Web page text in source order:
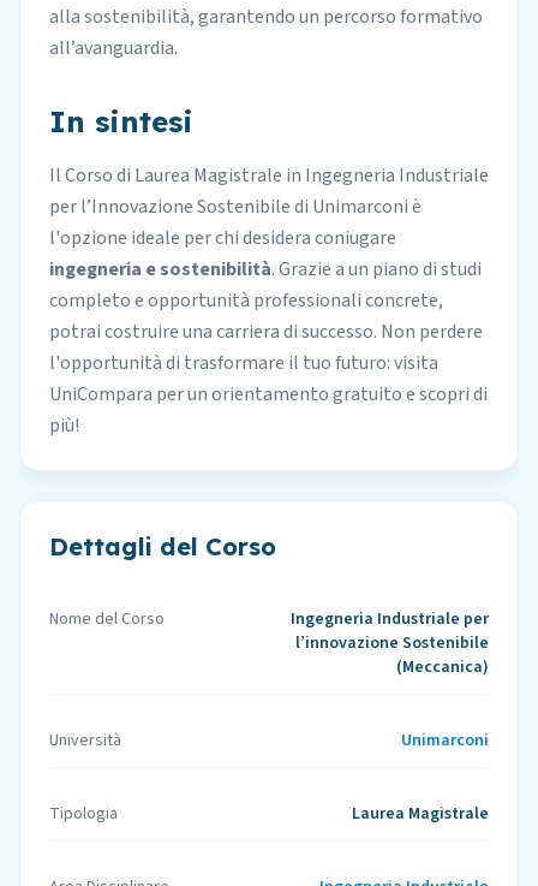
alla sostenibilità, garantendo un percorso formativo
all’avanguardia.
In sintesi
Il Corso di Laurea Magistrale in Ingegneria Industriale
per l’Innovazione Sostenibile di Unimarconi è
l'opzione ideale per chi desidera coniugare
ingegneria e sostenibilità. Grazie a un piano di studi
completo e opportunità professionali concrete,
potrai costruire una carriera di successo. Non perdere
l'opportunità di trasformare il tuo futuro: visita
UniCompara per unorientamento gratuitoe scopri di
più!
Dettagli del Corso
Nome del Corso
Ingegneria Industriale per
l’innovazione Sostenibile
(Meccanica)
Università Unimarconi
Tipologia Laurea Magistrale